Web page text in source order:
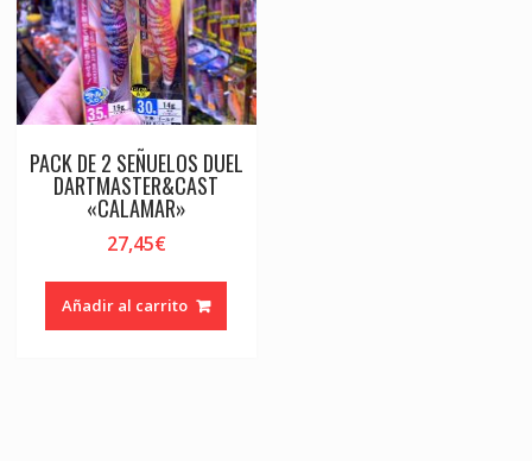
PACK DE 2 SEÑUELOS DUEL
DARTMASTER&CAST
«CALAMAR»
27,45€
Añadir al carrito